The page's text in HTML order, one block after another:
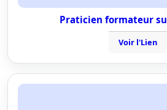
Praticien formateur
Voir l'Lien